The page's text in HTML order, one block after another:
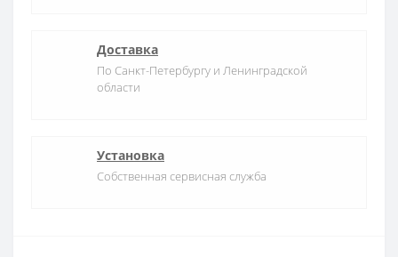
Доставка
По Санкт-Петербургу и Ленинградской
области
Установка
Собственная сервисная служба